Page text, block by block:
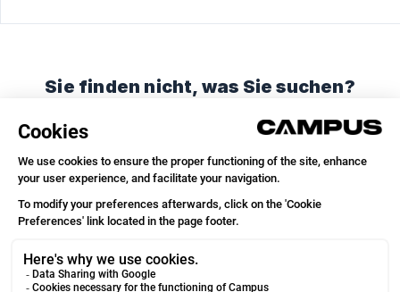
Sie finden nicht, was Sie suchen?
Chatten Sie mit uns oder schicken Sie eine E-Mail
Unterhaltung starten E-Mail senden
© 2026